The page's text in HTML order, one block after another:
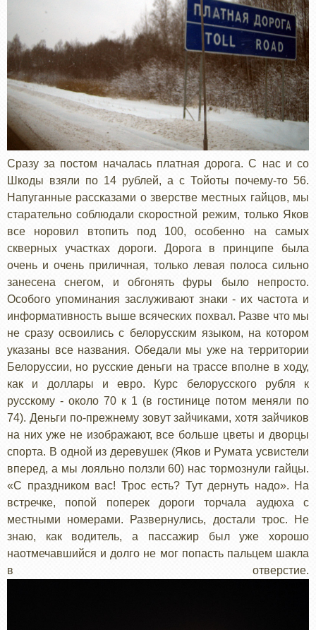
Сразу за постом началась платная дорога. С нас и со
Шкоды взяли по 14 рублей, а с Тойоты почему-то 56.
Напуганные рассказами о зверстве местных гайцов, мы
старательно соблюдали скоростной режим, только Яков
все норовил втопить под 100, особенно на самых
скверных участках дороги. Дорога в принципе была
очень и очень приличная, только левая полоса сильно
занесена снегом, и обгонять фуры было непросто.
Особого упоминания заслуживают знаки - их частота и
информативность выше всяческих похвал. Разве что мы
не сразу освоились с белорусским языком, на котором
указаны все названия. Обедали мы уже на территории
Белоруссии, но русские деньги на трассе вполне в ходу,
как и доллары и евро. Курс белорусского рубля к
русскому - около 70 к 1 (в гостинице потом меняли по
74). Деньги по-прежнему зовут зайчиками, хотя зайчиков
на них уже не изображают, все больше цветы и дворцы
спорта. В одной из деревушек (Яков и Румата усвистели
вперед, а мы лояльно ползли 60) нас тормознули гайцы.
«С праздником вас! Трос есть? Тут дернуть надо». На
встречке, попой поперек дороги торчала аудюха с
местными номерами. Развернулись, достали трос. Не
знаю, как водитель, а пассажир был уже хорошо
наотмечавшийся и долго не мог попасть пальцем шакла
в отверстие.